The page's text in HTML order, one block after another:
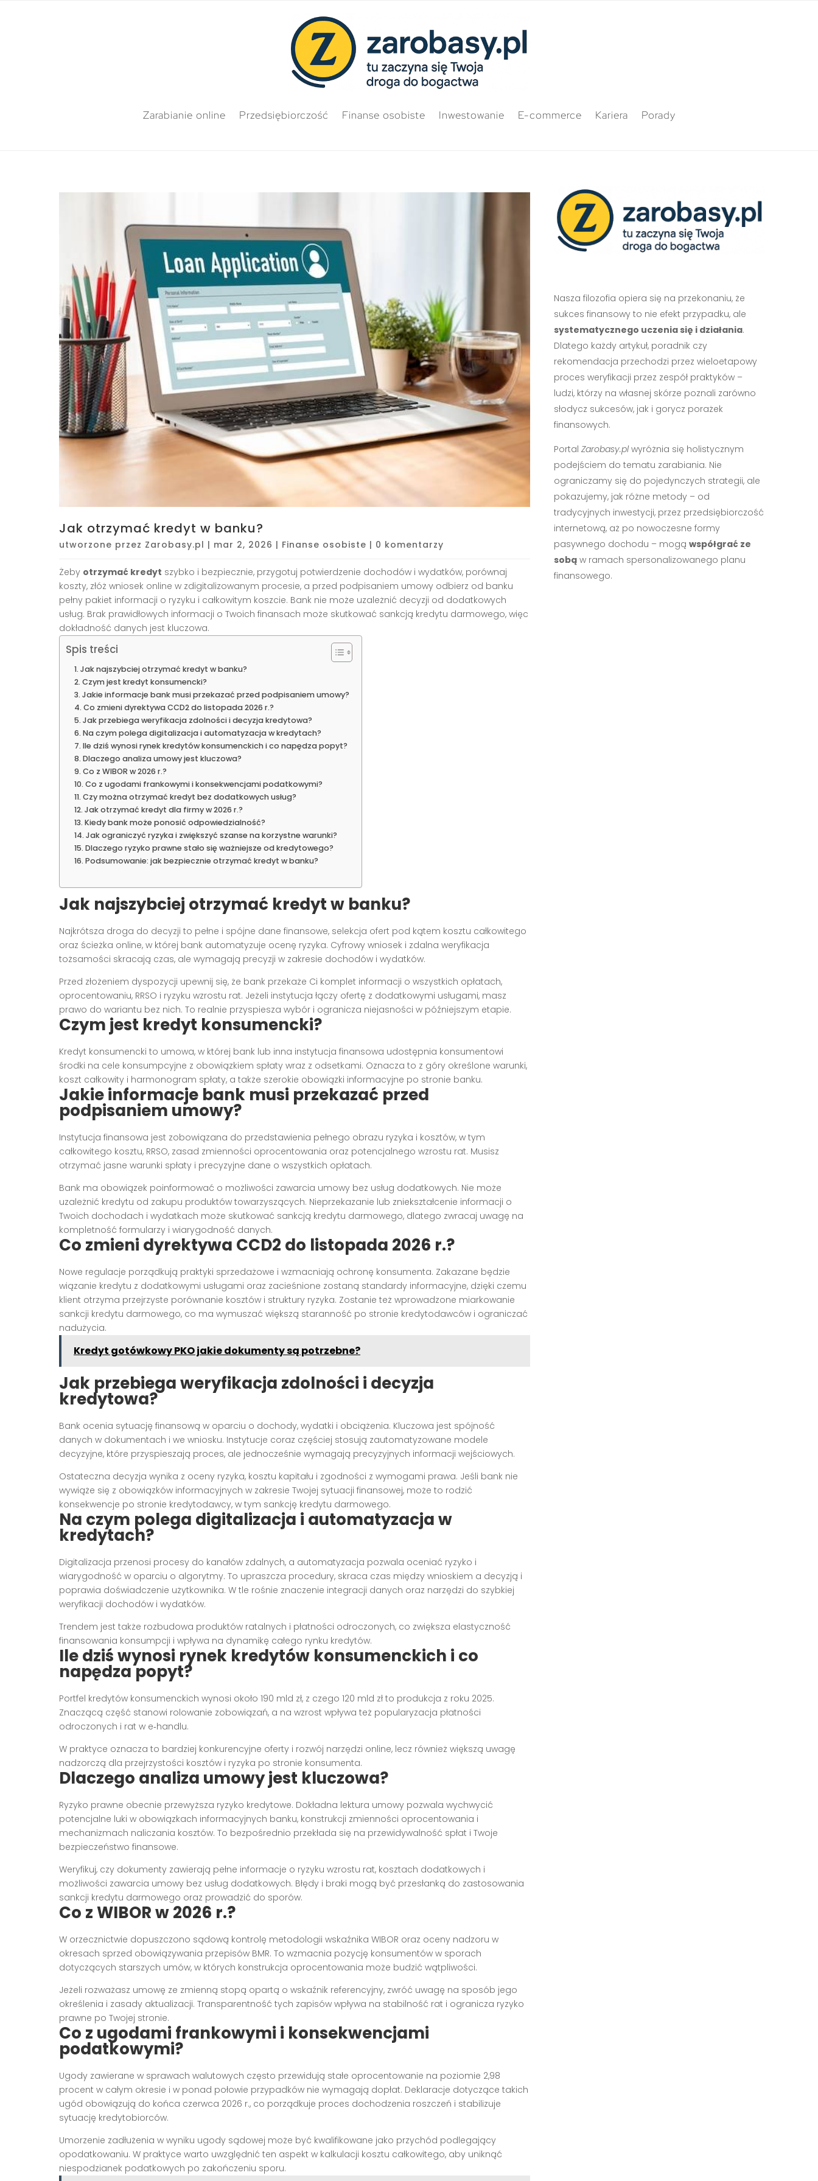
Zarabianie online Przedsiębiorczość Finanse osobiste Inwestowanie E-commerce Kariera Porady
Jak otrzymać kredyt w banku?
utworzone przez Zarobasy.pl | mar 2, 2026 | Finanse osobiste | 0 komentarzy
Żeby otrzymać kredyt szybko i bezpiecznie, przygotuj potwierdzenie dochodów i wydatków, porównaj
koszty, złóż wniosek online w zdigitalizowanym procesie, a przed podpisaniem umowy odbierz od banku
pełny pakiet informacji o ryzyku i całkowitym koszcie. Bank nie może uzależnić decyzji od dodatkowych
usług. Brak prawidłowych informacji o Twoich finansach może skutkować sankcją kredytu darmowego, więc
dokładność danych jest kluczowa.
Spis treści
Jak najszybciej otrzymać kredyt w banku?
Czym jest kredyt konsumencki?
Jakie informacje bank musi przekazać przed podpisaniem umowy?
Co zmieni dyrektywa CCD2 do listopada 2026 r.?
Jak przebiega weryfikacja zdolności i decyzja kredytowa?
Na czym polega digitalizacja i automatyzacja w kredytach?
Ile dziś wynosi rynek kredytów konsumenckich i co napędza popyt?
Dlaczego analiza umowy jest kluczowa?
Co z WIBOR w 2026 r.?
Co z ugodami frankowymi i konsekwencjami podatkowymi?
Czy można otrzymać kredyt bez dodatkowych usług?
Jak otrzymać kredyt dla firmy w 2026 r.?
Kiedy bank może ponosić odpowiedzialność?
Jak ograniczyć ryzyka i zwiększyć szanse na korzystne warunki?
Dlaczego ryzyko prawne stało się ważniejsze od kredytowego?
Podsumowanie: jak bezpiecznie otrzymać kredyt w banku?
Jak najszybciej otrzymać kredyt w banku?
Najkrótsza droga do decyzji to pełne i spójne dane finansowe, selekcja ofert pod kątem kosztu całkowitego
oraz ścieżka online, w której bank automatyzuje ocenę ryzyka. Cyfrowy wniosek i zdalna weryfikacja
tożsamości skracają czas, ale wymagają precyzji w zakresie dochodów i wydatków.
Przed złożeniem dyspozycji upewnij się, że bank przekaże Ci komplet informacji o wszystkich opłatach,
oprocentowaniu, RRSO i ryzyku wzrostu rat. Jeżeli instytucja łączy ofertę z dodatkowymi usługami, masz
prawo do wariantu bez nich. To realnie przyspiesza wybór i ogranicza niejasności w późniejszym etapie.
Czym jest kredyt konsumencki?
Kredyt konsumencki to umowa, w której bank lub inna instytucja finansowa udostępnia konsumentowi
środki na cele konsumpcyjne z obowiązkiem spłaty wraz z odsetkami. Oznacza to z góry określone warunki,
koszt całkowity i harmonogram spłaty, a także szerokie obowiązki informacyjne po stronie banku.
Jakie informacje bank musi przekazać przed
podpisaniem umowy?
Instytucja finansowa jest zobowiązana do przedstawienia pełnego obrazu ryzyka i kosztów, w tym
całkowitego kosztu, RRSO, zasad zmienności oprocentowania oraz potencjalnego wzrostu rat. Musisz
otrzymać jasne warunki spłaty i precyzyjne dane o wszystkich opłatach.
Bank ma obowiązek poinformować o możliwości zawarcia umowy bez usług dodatkowych. Nie może
uzależnić kredytu od zakupu produktów towarzyszących. Nieprzekazanie lub zniekształcenie informacji o
Twoich dochodach i wydatkach może skutkować sankcją kredytu darmowego, dlatego zwracaj uwagę na
kompletność formularzy i wiarygodność danych.
Co zmieni dyrektywa CCD2 do listopada 2026 r.?
Nowe regulacje porządkują praktyki sprzedażowe i wzmacniają ochronę konsumenta. Zakazane będzie
wiązanie kredytu z dodatkowymi usługami oraz zacieśnione zostaną standardy informacyjne, dzięki czemu
klient otrzyma przejrzyste porównanie kosztów i struktury ryzyka. Zostanie też wprowadzone miarkowanie
sankcji kredytu darmowego, co ma wymuszać większą staranność po stronie kredytodawców i ograniczać
nadużycia.
Kredyt gotówkowy PKO jakie dokumenty są potrzebne?
Jak przebiega weryfikacja zdolności i decyzja
kredytowa?
Bank ocenia sytuację finansową w oparciu o dochody, wydatki i obciążenia. Kluczowa jest spójność
danych w dokumentach i we wniosku. Instytucje coraz częściej stosują zautomatyzowane modele
decyzyjne, które przyspieszają proces, ale jednocześnie wymagają precyzyjnych informacji wejściowych.
Ostateczna decyzja wynika z oceny ryzyka, kosztu kapitału i zgodności z wymogami prawa. Jeśli bank nie
wywiąże się z obowiązków informacyjnych w zakresie Twojej sytuacji finansowej, może to rodzić
konsekwencje po stronie kredytodawcy, w tym sankcję kredytu darmowego.
Na czym polega digitalizacja i automatyzacja w
kredytach?
Digitalizacja przenosi procesy do kanałów zdalnych, a automatyzacja pozwala oceniać ryzyko i
wiarygodność w oparciu o algorytmy. To upraszcza procedury, skraca czas między wnioskiem a decyzją i
poprawia doświadczenie użytkownika. W tle rośnie znaczenie integracji danych oraz narzędzi do szybkiej
weryfikacji dochodów i wydatków.
Trendem jest także rozbudowa produktów ratalnych i płatności odroczonych, co zwiększa elastyczność
finansowania konsumpcji i wpływa na dynamikę całego rynku kredytów.
Ile dziś wynosi rynek kredytów konsumenckich i co
napędza popyt?
Portfel kredytów konsumenckich wynosi około 190 mld zł, z czego 120 mld zł to produkcja z roku 2025.
Znaczącą część stanowi rolowanie zobowiązań, a na wzrost wpływa też popularyzacja płatności
odroczonych i rat w e‑handlu.
W praktyce oznacza to bardziej konkurencyjne oferty i rozwój narzędzi online, lecz również większą uwagę
nadzorczą dla przejrzystości kosztów i ryzyka po stronie konsumenta.
Dlaczego analiza umowy jest kluczowa?
Ryzyko prawne obecnie przewyższa ryzyko kredytowe. Dokładna lektura umowy pozwala wychwycić
potencjalne luki w obowiązkach informacyjnych banku, konstrukcji zmienności oprocentowania i
mechanizmach naliczania kosztów. To bezpośrednio przekłada się na przewidywalność spłat i Twoje
bezpieczeństwo finansowe.
Weryfikuj, czy dokumenty zawierają pełne informacje o ryzyku wzrostu rat, kosztach dodatkowych i
możliwości zawarcia umowy bez usług dodatkowych. Błędy i braki mogą być przesłanką do zastosowania
sankcji kredytu darmowego oraz prowadzić do sporów.
Co z WIBOR w 2026 r.?
W orzecznictwie dopuszczono sądową kontrolę metodologii wskaźnika WIBOR oraz oceny nadzoru w
okresach sprzed obowiązywania przepisów BMR. To wzmacnia pozycję konsumentów w sporach
dotyczących starszych umów, w których konstrukcja oprocentowania może budzić wątpliwości.
Jeżeli rozważasz umowę ze zmienną stopą opartą o wskaźnik referencyjny, zwróć uwagę na sposób jego
określenia i zasady aktualizacji. Transparentność tych zapisów wpływa na stabilność rat i ogranicza ryzyko
prawne po Twojej stronie.
Co z ugodami frankowymi i konsekwencjami
podatkowymi?
Ugody zawierane w sprawach walutowych często przewidują stałe oprocentowanie na poziomie 2,98
procent w całym okresie i w ponad połowie przypadków nie wymagają dopłat. Deklaracje dotyczące takich
ugód obowiązują do końca czerwca 2026 r., co porządkuje proces dochodzenia roszczeń i stabilizuje
sytuację kredytobiorców.
Umorzenie zadłużenia w wyniku ugody sądowej może być kwalifikowane jako przychód podlegający
opodatkowaniu. W praktyce warto uwzględnić ten aspekt w kalkulacji kosztu całkowitego, aby uniknąć
niespodzianek podatkowych po zakończeniu sporu.
Nasza filozofia opiera się na przekonaniu, że
sukces finansowy to nie efekt przypadku, ale
systematycznego uczenia się i działania.
Dlatego każdy artykuł, poradnik czy
rekomendacja przechodzi przez wieloetapowy
proces weryfikacji przez zespół praktyków –
ludzi, którzy na własnej skórze poznali zarówno
słodycz sukcesów, jak i gorycz porażek
finansowych.
Portal Zarobasy.plwyróżnia się holistycznym
podejściem do tematu zarabiania. Nie
ograniczamy się do pojedynczych strategii, ale
pokazujemy, jak różne metody – od
tradycyjnych inwestycji, przez przedsiębiorczość
internetową, aż po nowoczesne formy
pasywnego dochodu – mogą współgrać ze
sobąw ramach spersonalizowanego planu
finansowego.